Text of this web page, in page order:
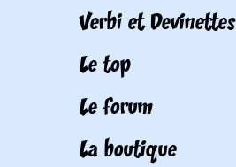
Verbi et Devinettes
Le top
Le forum
La boutique